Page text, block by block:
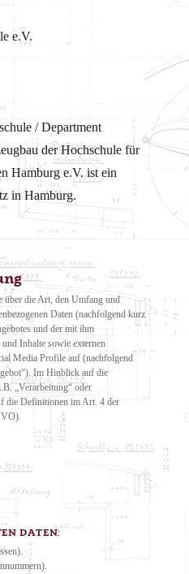
e.V.
/ Department
der Hochschule für
Hamburg e.V. ist ein
in Hamburg.
über die Art, den Umfang und
Daten (nachfolgend kurz
und der mit ihm
Inhalte sowie externen
Media Profile auf (nachfolgend
Im Hinblick auf die
„Verarbeitung“ oder
die Definitionen im Art. 4 der
DATEN: